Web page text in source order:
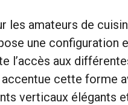
les amateurs de
une configuration
l’accès aux
accentue cette forme
verticaux élégants